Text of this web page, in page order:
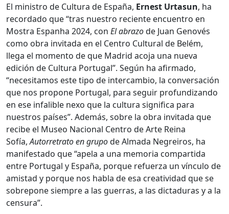
El ministro de Cultura de España, Ernest Urtasun, ha
recordado que “tras nuestro reciente encuentro en
Mostra Espanha 2024, con El abrazode Juan Genovés
como obra invitada en el Centro Cultural de Belém,
llega el momento de que Madrid acoja una nueva
edición de Cultura Portugal”. Según ha afirmado,
“necesitamos este tipo de intercambio, la conversación
que nos propone Portugal, para seguir profundizando
en ese infalible nexo que la cultura significa para
nuestros países”. Además, sobre la obra invitada que
recibe el Museo Nacional Centro de Arte Reina
Sofía,Autorretrato en grupode Almada Negreiros, ha
manifestado que “apela a una memoria compartida
entre Portugal y España, porque refuerza un vínculo de
amistad y porque nos habla de esa creatividad que se
sobrepone siempre a las guerras, a las dictaduras y a la
censura”.